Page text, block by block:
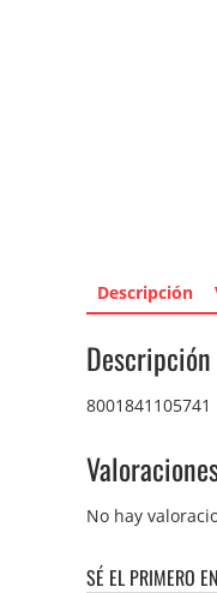
Descripción
Descripción
8001841105741
No hay
SÉ EL PRIMERO